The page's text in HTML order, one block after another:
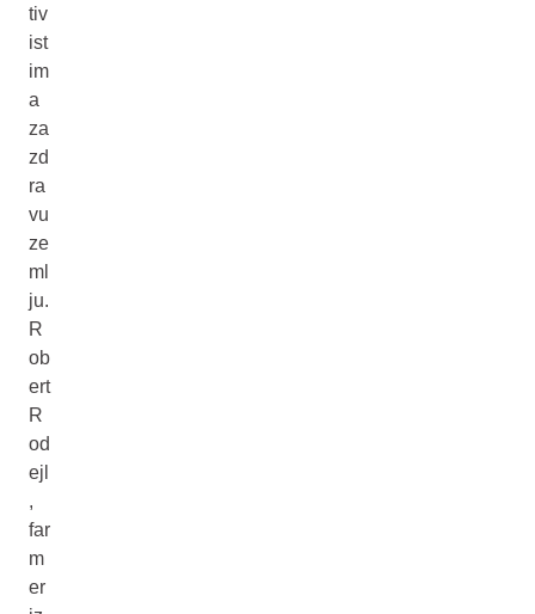
tiv
ist
im
a
za
zd
ra
vu
ze
ml
ju.
R
ob
ert
R
od
ejl
,
far
m
er